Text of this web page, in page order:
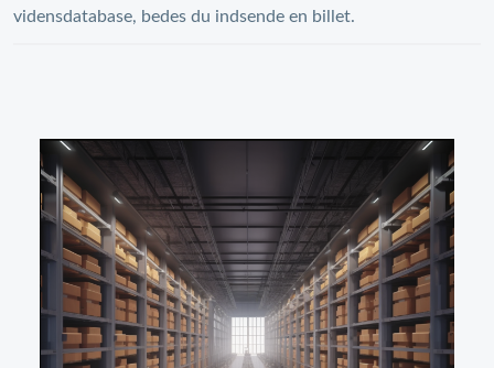
vidensdatabase, bedes du indsende en billet.